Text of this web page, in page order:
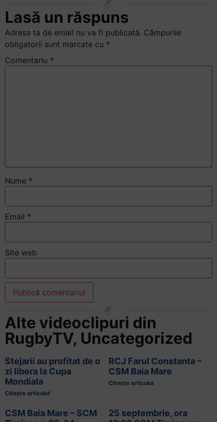
/".
This
shortcut
activates
the
the
Lasă un răspuns
Adresa ta de email nu va fi publicată. Câmpurile
obligatorii sunt marcate cu *
Comentariu *
Nume *
Email *
Site web
Alte videoclipuri din
RugbyTV, Uncategorized
Stejarii au profitat de o
zi libera la Cupa
Mondiala
Citește articolul
RCJ Farul Constanta –
CSM Baia Mare
Citește articolul
CSM Baia Mare – SCM
25 septembrie, ora